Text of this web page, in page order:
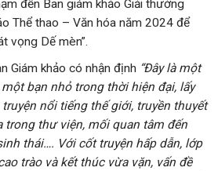
đến Ban giám khảo Giải thưởng
Thể thao – Văn hóa năm 2024 để
vọng Dế mèn”.
Giám khảo có nhận định “Đây là một
bạn nhỏ trong thời hiện đại, lấy
nổi tiếng thế giới, truyền thuyết
trong thư viện, mối quan tâm đến
thái…. Với cốt truyện hấp dẫn, lớp
trào và kết thúc vừa vặn, vấn đề